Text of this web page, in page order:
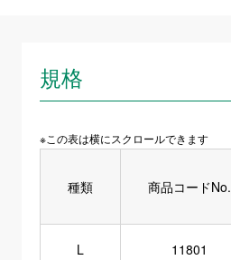
規格
※この表は横にスクロールできます
種類 商品コードNo.
L 11801